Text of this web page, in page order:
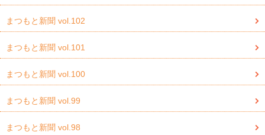
まつもと新聞 vol.102
まつもと新聞 vol.101
まつもと新聞 vol.100
まつもと新聞 vol.99
まつもと新聞 vol.98